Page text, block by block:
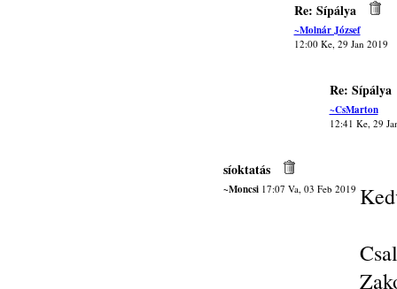
Re: Sípálya
~Molnár József
12:00 Ke, 29 Jan 2019
Re: Sípálya
~CsMarton
12:41 Ke, 29
síoktatás
~Moncsi17:07 Va, 03 Feb 2019